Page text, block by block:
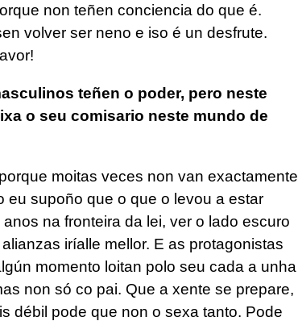
non teñen conciencia do que é.
volver ser neno e iso é un desfrute.
teñen o poder, pero neste
o seu comisario neste mundo de
moitas veces non van exactamente
eu supoño que o que o levou a estar
na fronteira da lei, ver o lado escuro
iríalle mellor. E as protagonistas
momento loitan polo seu cada a unha
non só co pai. Que a xente se prepare,
débil pode que non o sexa tanto. Pode